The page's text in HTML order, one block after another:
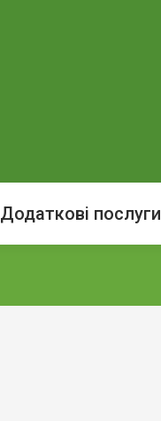
Додаткові послуги